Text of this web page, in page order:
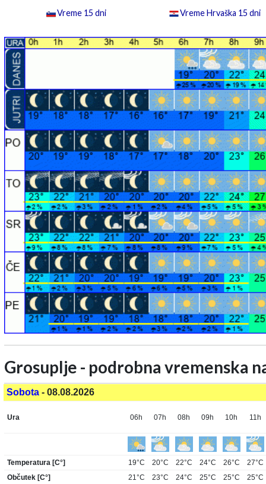
Vreme 15 dni Vreme Hrvaška 15 dni
Grosuplje - podrobna vremenska
Sobota - 08.08.2026
Ura 06h 07h 08h 09h 10h 11h
Temperatura [C°] 19°C 20°C 22°C 24°C 26°C
27°C
Občutek [C°]
21°C 23°C 24°C 25°C 25°C
25°C